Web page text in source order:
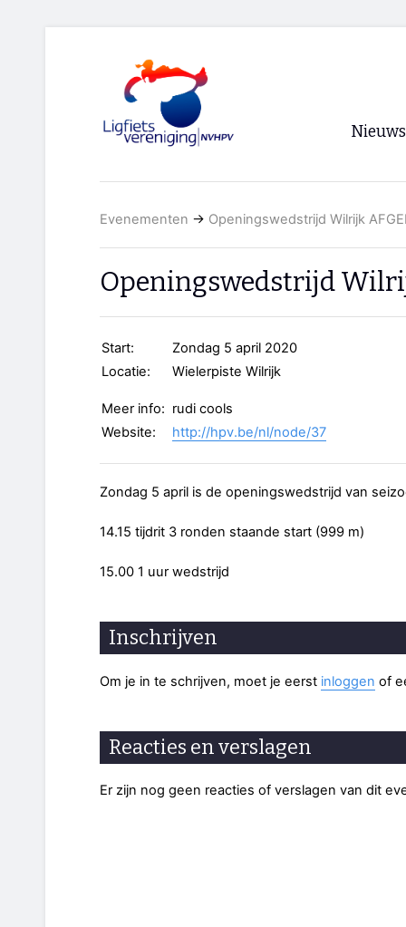
Nieuws
RSS
Evenementen → Openingswedstrijd Wilrijk
Openingswedstrijd
Start:
Zondag 5 april 2020
Locatie:
Wielerpiste Wilrijk
Meer info: rudi cools
Website:
http://hpv.be/nl/node/37
Zondag 5 april is de openingswedstrijd van
14.15 tijdrit 3 ronden staande start (999 m)
15.00 1 uur wedstrijd
Inschrijven
Om je in te schrijven, moet je eerst inloggen of
Reacties en verslagen
Er zijn nog geen reacties of verslagen van dit